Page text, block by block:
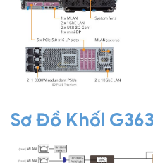
Sơ Đồ Khối